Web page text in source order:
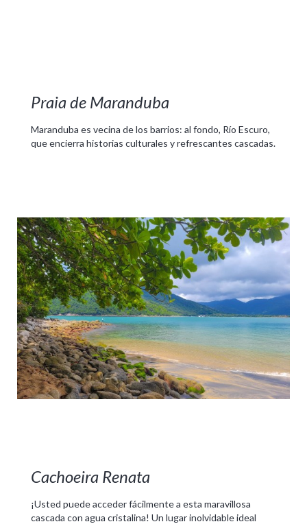
Praia de Maranduba
Maranduba es vecina de los barrios: al fondo, Río Escuro,
que encierra historias culturales y refrescantes cascadas.
Cachoeira Renata
¡Usted puede acceder fácilmente a esta maravillosa
cascada con agua cristalina! Un lugar inolvidable ideal